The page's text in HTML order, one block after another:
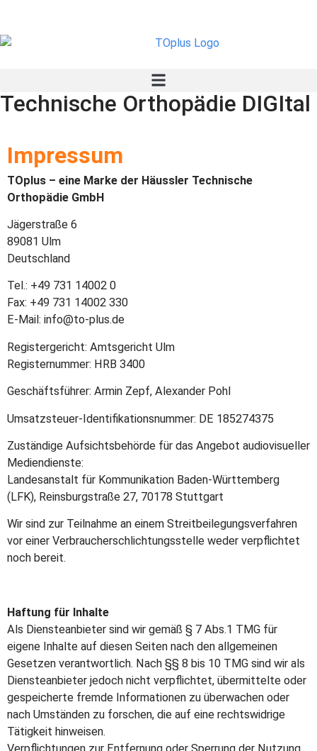
Technische Orthopädie DIGItal
Impressum
TOplus – eine Marke der Häussler Technische
Orthopädie GmbH
Jägerstraße 6
89081 Ulm
Deutschland
Tel.: +49 731 14002 0
Fax: +49 731 14002 330
E-Mail: info@to-plus.de
Registergericht: Amtsgericht Ulm
Registernummer: HRB 3400
Geschäftsführer: Armin Zepf, Alexander Pohl
Umsatzsteuer-Identifikationsnummer: DE 185274375
Zuständige Aufsichtsbehörde für das Angebot audiovisueller
Mediendienste:
Landesanstalt für Kommunikation Baden-Württemberg
(LFK), Reinsburgstraße 27, 70178 Stuttgart
Wir sind zur Teilnahme an einem Streitbeilegungsverfahren
vor einer Verbraucherschlichtungsstelle weder verpflichtet
noch bereit.
Haftung für Inhalte
Als Diensteanbieter sind wir gemäß § 7 Abs.1 TMG für
eigene Inhalte auf diesen Seiten nach den allgemeinen
Gesetzen verantwortlich. Nach §§ 8 bis 10 TMG sind wir als
Diensteanbieter jedoch nicht verpflichtet, übermittelte oder
gespeicherte fremde Informationen zu überwachen oder
nach Umständen zu forschen, die auf eine rechtswidrige
Tätigkeit hinweisen.